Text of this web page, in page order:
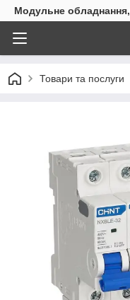
Модульне
Товари та послуги